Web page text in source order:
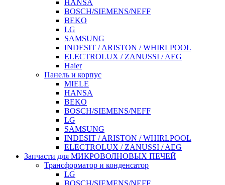
HANSA
BOSCH/SIEMENS/NEFF
BEKO
LG
SAMSUNG
INDESIT / ARISTON / WHIRLPOOL
ELECTROLUX / ZANUSSI / AEG
Haier
Панель и корпус
MIELE
HANSA
BEKO
BOSCH/SIEMENS/NEFF
LG
SAMSUNG
INDESIT / ARISTON / WHIRLPOOL
ELECTROLUX / ZANUSSI / AEG
Запчасти для МИКРОВОЛНОВЫХ ПЕЧЕЙ
Трансформатор и конденсатор
LG
BOSCH/SIEMENS/NEFF